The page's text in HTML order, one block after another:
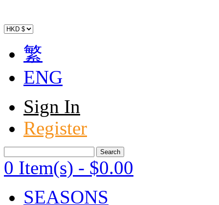
繁
ENG
Sign In
Register
0 Item(s) - $0.00
SEASONS